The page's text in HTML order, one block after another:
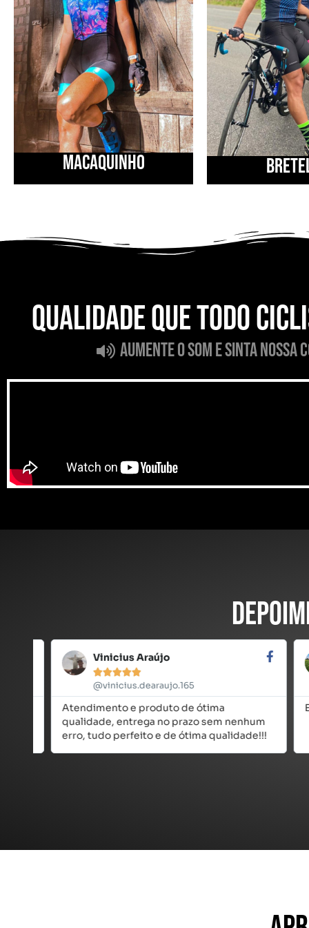
macaquinho
Qualidade que todo
aumente o som e sinta nossa
Vinicius Araújo

@vinicius.dearaujo.165
Atendimento e produto de ótima
qualidade, entrega no prazo sem nenhum
erro, tudo perfeito e de ótima qualidade!!!